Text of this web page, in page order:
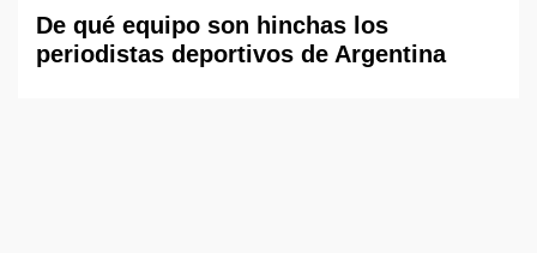
De qué equipo son hinchas los
periodistas deportivos de Argentina